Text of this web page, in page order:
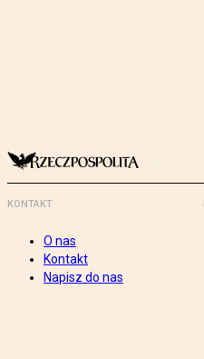
KONTAKT
O nas
Kontakt
Napisz do nas